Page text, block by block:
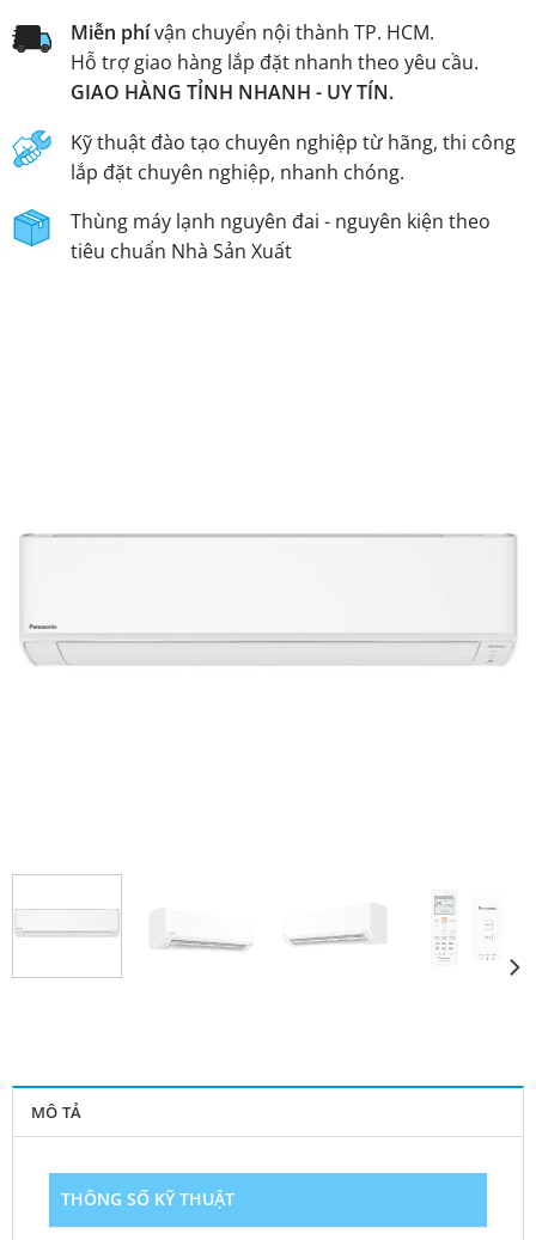
MÔ TẢ
THÔNG SỐ KỸ THUẬT
Miễn phívận chuyển nội thành TP. HCM.
Hỗ trợ giao hàng lắp đặt nhanh theo yêu cầu.
GIAO HÀNG TỈNH NHANH - UY TÍN.
Kỹ thuật đào tạo chuyên nghiệp từ hãng, thi công
lắp đặt chuyên nghiệp, nhanh chóng.
Thùng máy lạnh nguyên đai - nguyên kiện theo
tiêu chuẩn Nhà Sản Xuất